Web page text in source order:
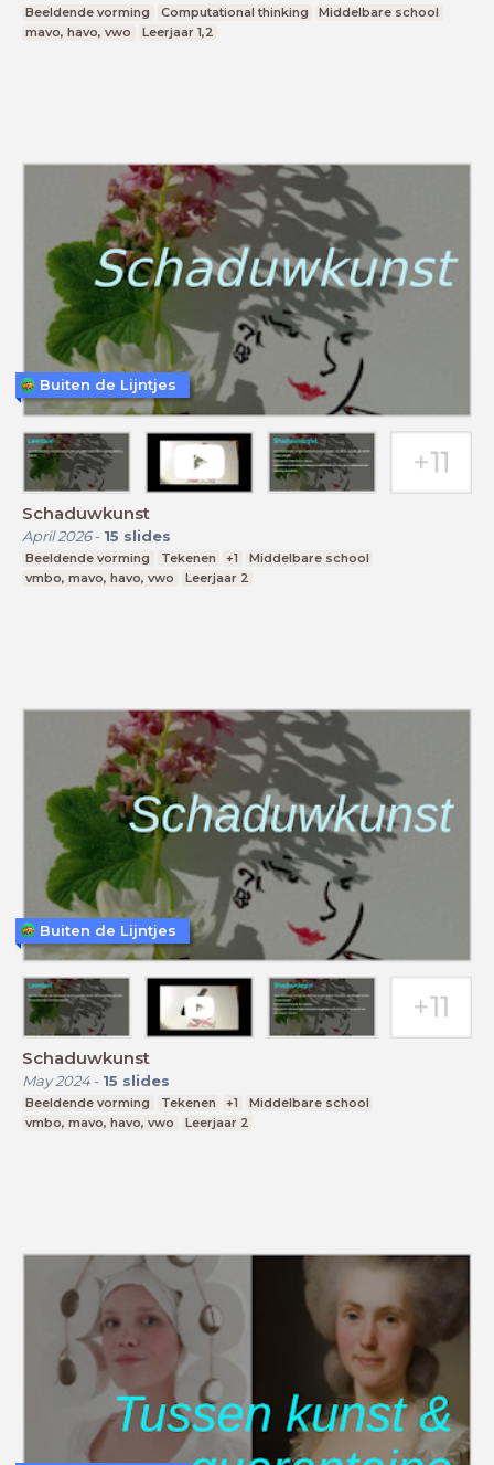
Beeldende vorming Computational thinking
Middelbare school
mavo, havo, vwo
Leerjaar 1,2
Schaduwkunst
April 2026- 15 slides
Beeldende vorming Tekenen +1
Middelbare school
vmbo, mavo, havo, vwo
Leerjaar 2
Buiten de Lijntjes
Schaduwkunst
May 2024- 15 slides
Beeldende vorming Tekenen +1
Middelbare school
vmbo, mavo, havo, vwo
Leerjaar 2
Buiten de Lijntjes